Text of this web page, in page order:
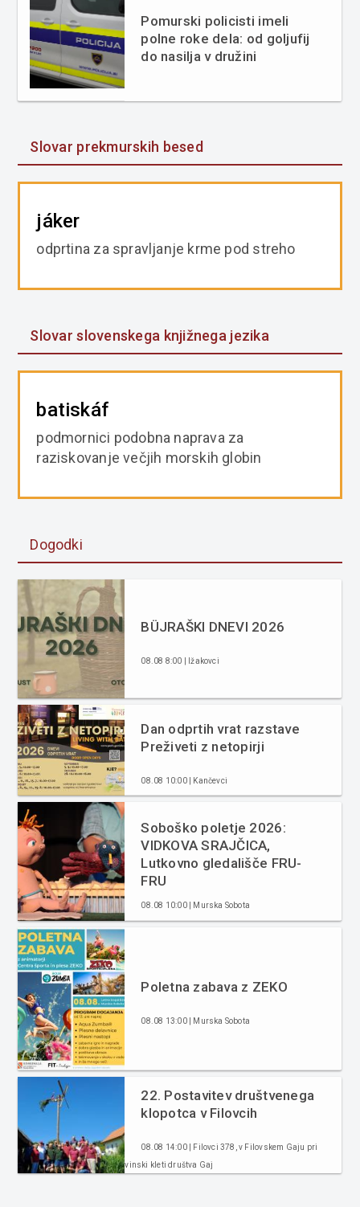
Pomurski policisti imeli
polne roke dela: od goljufij
do nasilja v družini
Slovar prekmurskih besed
jáker
odprtina za spravljanje krme pod streho
Slovar slovenskega knjižnega jezika
batiskáf
podmornici podobna naprava za
raziskovanje večjih morskih globin
Dogodki
BÜJRAŠKI DNEVI 2026
08.08 8:00 | Ižakovci
Dan odprtih vrat razstave
Preživeti z netopirji
08.08 10:00 | Kančevci
Soboško poletje 2026:
VIDKOVA SRAJČICA,
Lutkovno gledališče FRU-
FRU
08.08 10:00 | Murska Sobota
Poletna zabava z ZEKO
08.08 13:00 | Murska Sobota
22. Postavitev društvenega
klopotca v Filovcih
08.08 14:00 | Filovci 378, v Filovskem Gaju pri
vinski kleti društva Gaj